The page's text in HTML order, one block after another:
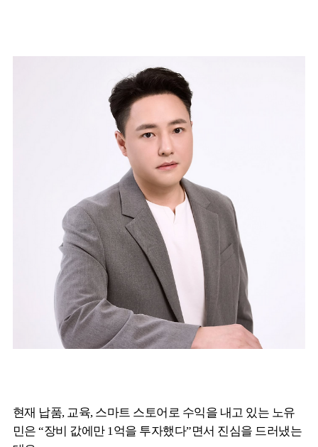
현재 납품, 교육, 스마트 스토어로 수익을 내고 있는 노유
민은 “장비 값에만 1억을 투자했다”면서 진심을 드러냈는